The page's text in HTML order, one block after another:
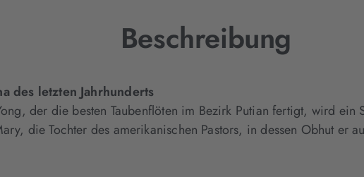
Beschreibung
des letzten Jahrhunderts
der die besten Taubenflöten im Bezirk Putian fertigt, wird
die Tochter des amerikanischen Pastors, in dessen Obhut er